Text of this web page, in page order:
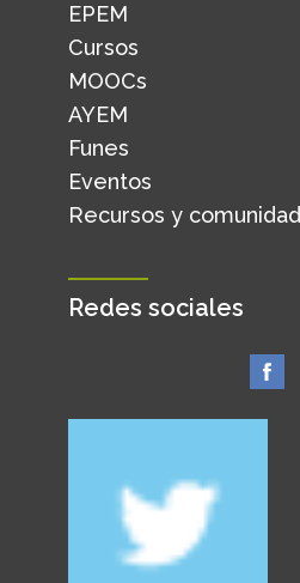
EPEM
Cursos
MOOCs
AYEM
Funes
Eventos
Recursos y comunidad
Redes sociales